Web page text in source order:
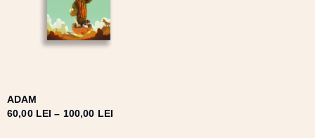
ADAM
60,00 LEI – 100,00 LEI